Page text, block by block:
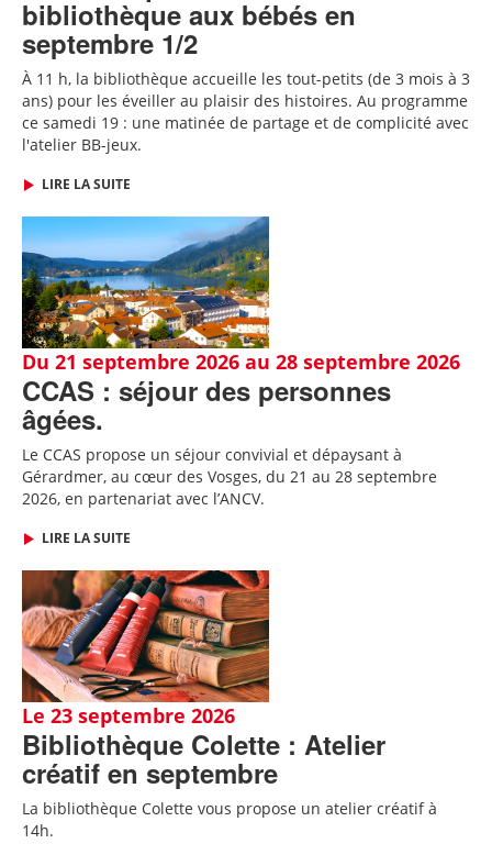
bibliothèque aux bébés en
septembre 1/2
À 11 h, la bibliothèque accueille les tout-petits (de 3 mois à 3
ans) pour les éveiller au plaisir des histoires. Au programme
ce samedi 19 : une matinée de partage et de complicité avec
l'atelier BB-jeux.
LIRE LA SUITE
Du 21 septembre 2026 au 28 septembre 2026
CCAS : séjour des personnes
âgées.
Le CCAS propose un séjour convivial et dépaysant à
Gérardmer, au cœur des Vosges, du 21 au 28 septembre
2026, en partenariat avec l’ANCV.
LIRE LA SUITE
Le 23 septembre 2026
Bibliothèque Colette : Atelier
créatif en septembre
La bibliothèque Colette vous propose un atelier créatif à
14h.